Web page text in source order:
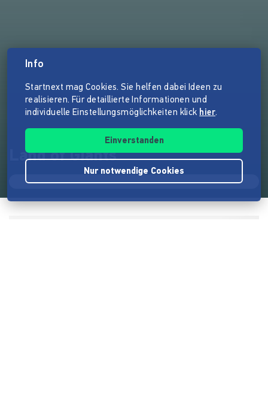
Land of Giants
Info
Startnext mag Cookies. Sie helfen dabei Ideen zu
realisieren. Für detaillierte Informationen und
individuelle Einstellungsmöglichkeiten klick hier.
Einverstanden
Nur notwendige Cookies